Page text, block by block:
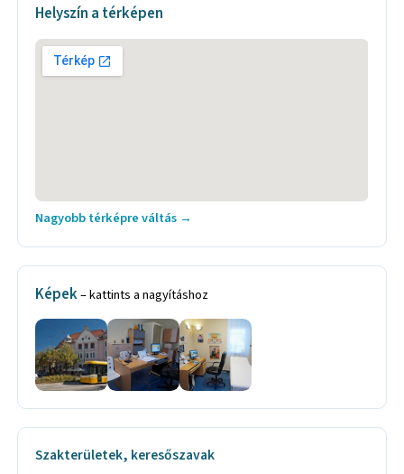
Helyszín a térképen
Nagyobb térképre váltás →
Képek– kattints a nagyításhoz
Szakterületek, keresőszavak